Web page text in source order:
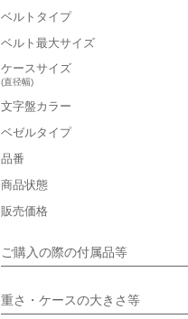
ベルトタイプ
ベルト最大サイズ
ケースサイズ
(直径幅)
文字盤カラー
ベゼルタイプ
品番
商品状態
販売価格
ご購入の際の付属品等
重さ・ケースの大きさ等
■重さ(ベルト込み)
■ケースの大きさ
小さい
■装飾感
カジュアル